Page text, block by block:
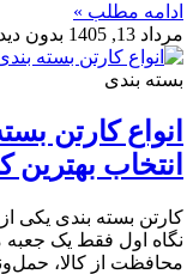
ادامه مطلب »
مرداد 13, 1405
بدون
بسته بندی
انواع کارتن
انتخاب
کارتن بسته بندی یکی
نگاه اول فقط یک جعبه
محافظت از کالا،